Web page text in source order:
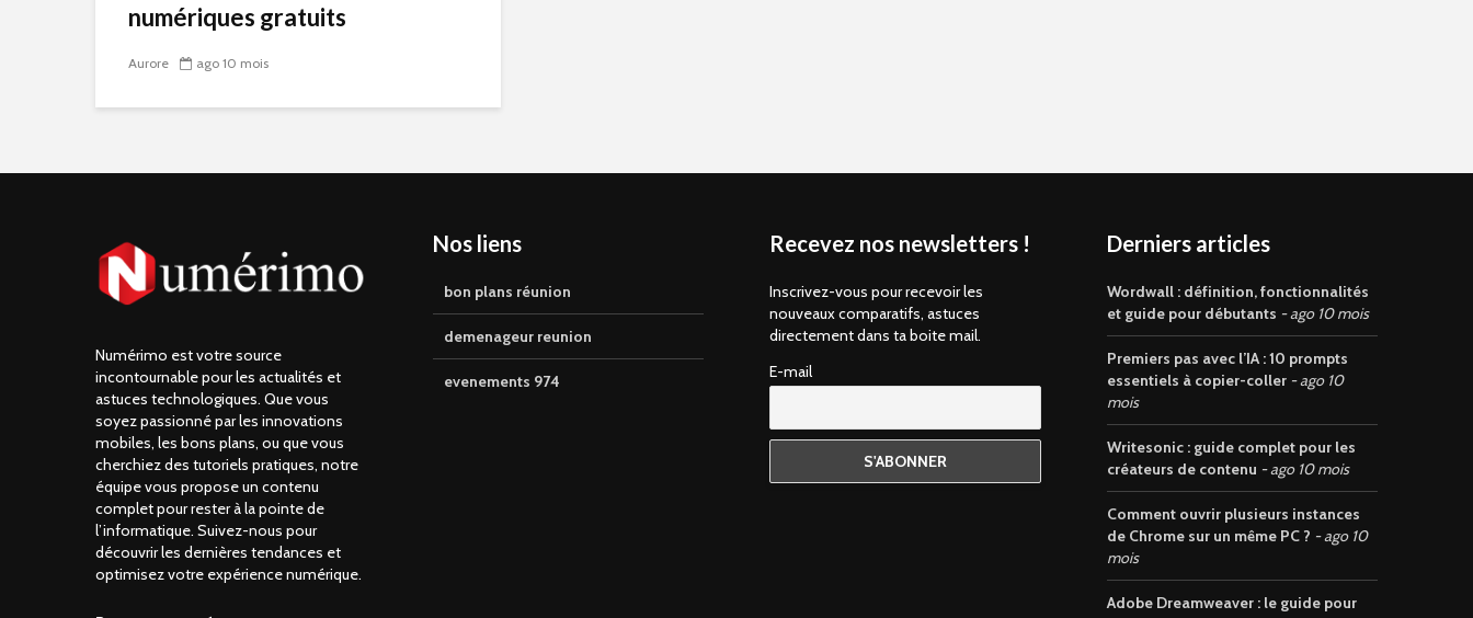
numériques gratuits
Aurore ago 10 mois
Numérimo est votre source
incontournable pour les actualités et
astuces technologiques. Que vous
soyez passionné par les innovations
mobiles, les bons plans, ou que vous
cherchiez des tutoriels pratiques, notre
équipe vous propose un contenu
complet pour rester à la pointe de
l’informatique. Suivez-nous pour
découvrir les dernières tendances et
optimisez votre expérience numérique.
Nos liens
bon plans réunion
demenageur reunion
evenements 974
Recevez nos newsletters !
Inscrivez-vous pour recevoir les
nouveaux comparatifs, astuces
directement dans ta boite mail.
E-mail
Derniers articles
Wordwall : définition, fonctionnalités
et guide pour débutants
ago 10 mois
Premiers pas avec l’IA : 10 prompts
essentiels à copier-coller
ago 10
mois
Writesonic : guide complet pour les
créateurs de contenu
ago 10 mois
Comment ouvrir plusieurs instances
de Chrome sur un même PC ?
ago 10
mois
Adobe Dreamweaver : le guide pour